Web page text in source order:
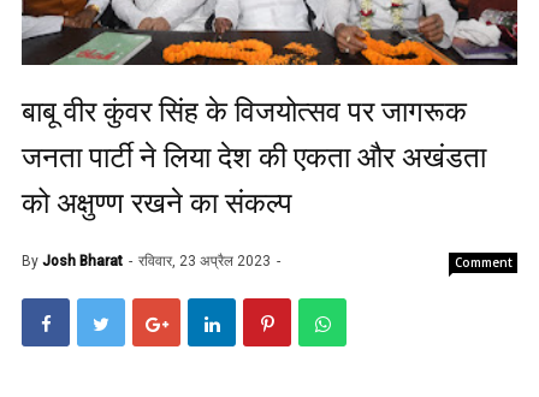
बाबू वीर कुंवर सिंह के विजयोत्सव पर जागरूक
जनता पार्टी ने लिया देश की एकता और अखंडता
को अक्षुण्ण रखने का संकल्प
By Josh Bharat रविवार, 23 अप्रैल 2023 Comment